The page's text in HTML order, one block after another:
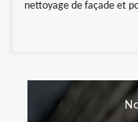
nettoyage de façade et